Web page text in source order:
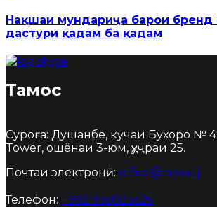
Нақшаи мундариҷа барои бренд
дастури қадам ба қадам
Тамос
Суроға: Душанбе, кӯчаи Бухоро №
Tower, ошёнаи 3-юм, ҳуҷраи 25.
Почтаи электронӣ: office@nova.tj
Телефон: +992 935023525